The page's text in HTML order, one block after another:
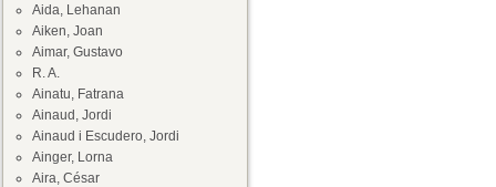
Aida, Lehanan
Aiken, Joan
Aimar, Gustavo
R. A.
Ainatu, Fatrana
Ainaud, Jordi
Ainaud i Escudero, Jordi
Ainger, Lorna
Aira, César